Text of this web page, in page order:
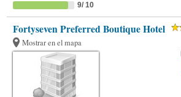
9/ 10
Fortyseven Preferred Boutique Hotel
Mostrar en el mapa